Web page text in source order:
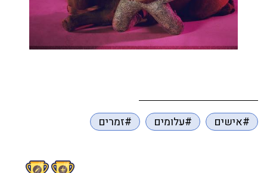
#אישים #עלומים #זמרים